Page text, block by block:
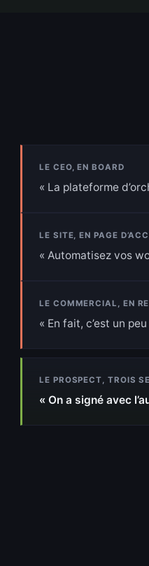
LE CEO, EN BOARD
La plateforme
LE SITE, EN PAGE
Automatisez vos
LE COMMERCIAL, EN
En fait, c’est un
LE PROSPECT, TROIS
On a signé avec